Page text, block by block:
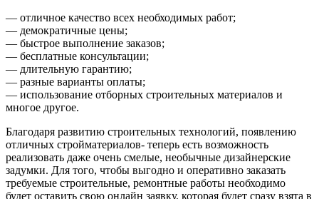
— отличное качество всех необходимых работ;
— демократичные цены;
— быстрое выполнение заказов;
— бесплатные консультации;
— длительную гарантию;
— разные варианты оплаты;
— использование отборных строительных материалов и
многое другое.
Благодаря развитию строительных технологий, появлению
отличных стройматериалов- теперь есть возможность
реализовать даже очень смелые, необычные дизайнерские
задумки. Для того, чтобы выгодно и оперативно заказать
требуемые строительные, ремонтные работы необходимо
будет оставить свою онлайн заявку, которая будет сразу взята в